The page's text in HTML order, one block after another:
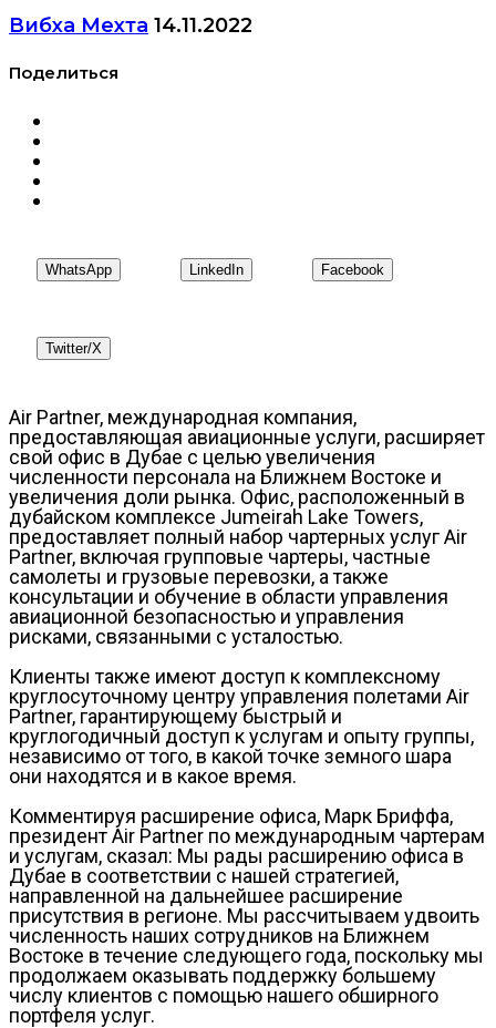
Вибха Мехта 14.11.2022
Поделиться
WhatsApp LinkedIn Facebook
Twitter/X
Air Partner, международная компания,
предоставляющая авиационные услуги, расширяет
свой офис в Дубае с целью увеличения
численности персонала на Ближнем Востоке и
увеличения доли рынка. Офис, расположенный в
дубайском комплексе Jumeirah Lake Towers,
предоставляет полный набор чартерных услуг Air
Partner, включая групповые чартеры, частные
самолеты и грузовые перевозки, а также
консультации и обучение в области управления
авиационной безопасностью и управления
рисками, связанными с усталостью.
Клиенты также имеют доступ к комплексному
круглосуточному центру управления полетами Air
Partner, гарантирующему быстрый и
круглогодичный доступ к услугам и опыту группы,
независимо от того, в какой точке земного шара
они находятся и в какое время.
Комментируя расширение офиса, Марк Бриффа,
президент Air Partner по международным чартерам
и услугам, сказал: Мы рады расширению офиса в
Дубае в соответствии с нашей стратегией,
направленной на дальнейшее расширение
присутствия в регионе. Мы рассчитываем удвоить
численность наших сотрудников на Ближнем
Востоке в течение следующего года, поскольку мы
продолжаем оказывать поддержку большему
числу клиентов с помощью нашего обширного
портфеля услуг.